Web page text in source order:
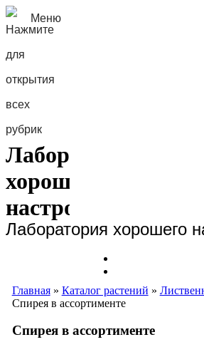
Меню
Лаборатория
хорошего
настроения
Лаборатория хорошего
Главная» Каталог растений »
Спирея в ассортименте
Спирея в ассортименте